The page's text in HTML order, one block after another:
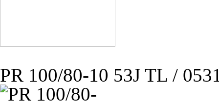
PR 100/80-10 53J TL /